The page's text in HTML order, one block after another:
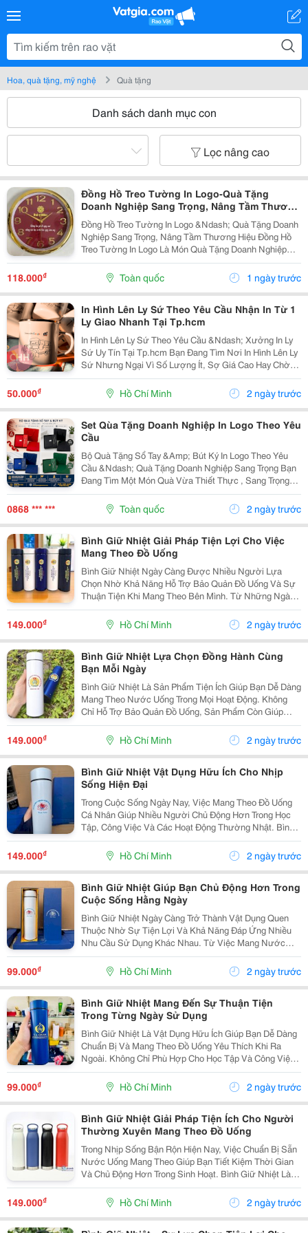
Hoa, quà tặng, mỹ nghệ Quà tặng
Danh sách danh mục con
Lọc nâng cao
Đồng Hồ Treo Tường In Logo-Quà Tặng
Doanh Nghiệp Sang Trọng, Nâng Tầm Thương
Hiệu
Đồng Hồ Treo Tường In Logo &Ndash; Quà Tặng Doanh
Nghiệp Sang Trọng, Nâng Tầm Thương Hiệu Đồng Hồ
Treo Tường In Logo Là Món Quà Tặng Doanh Nghiệp
Thiết Thực, Giúp Quảng Bá Thương Hiệu Hiệu Quả Mỗi
Ngày. Với Thiết Kế Sang Trọng, Mặt Đồng Hồ Sắc...
118.000₫ Toàn quốc 1 ngày trước
In Hình Lên Ly Sứ Theo Yêu Cầu Nhận In Từ 1
Ly Giao Nhanh Tại Tp.hcm
In Hình Lên Ly Sứ Theo Yêu Cầu &Ndash; Xưởng In Ly
Sứ Uy Tín Tại Tp.hcm Bạn Đang Tìm Nơi In Hình Lên Ly
Sứ Nhưng Ngại Vì Số Lượng Ít, Sợ Giá Cao Hay Chờ
Lâu? Con Hiu Hồng Gift Là Xưởng In Ly Sứ Theo Yêu
Cầu Tại Tp.hcm, Nhận In Từ 1 Ly Đến Số...
50.000₫ Hồ Chí Minh 2 ngày trước
Set Qùa Tặng Doanh Nghiệp In Logo Theo Yêu
Cầu
Bộ Quà Tặng Sổ Tay &Amp; Bút Ký In Logo Theo Yêu
Cầu &Ndash; Quà Tặng Doanh Nghiệp Sang Trọng Bạn
Đang Tìm Một Món Quà Vừa Thiết Thực , Sang Trọng
Vừa Giúp Quảng Bá Thương Hiệu Hiệu Quả? Bộ Quà
Tặng Sổ Tay &Amp; Bút Ký Chính Là Lựa Chọn Được...
0868 *** *** Toàn quốc 2 ngày trước
Bình Giữ Nhiệt Giải Pháp Tiện Lợi Cho Việc
Mang Theo Đồ Uống
Bình Giữ Nhiệt Ngày Càng Được Nhiều Người Lựa
Chọn Nhờ Khả Năng Hỗ Trợ Bảo Quản Đồ Uống Và Sự
Thuận Tiện Khi Mang Theo Bên Mình. Từ Những Ngày
Học Tập, Làm Việc Bận Rộn Đến Các Hoạt Động Ngoài
Trời, Sản Phẩm Giúp Bạn Dễ Dàng Chuẩn Bị Nước
Uống Theo...
149.000₫ Hồ Chí Minh 2 ngày trước
Bình Giữ Nhiệt Lựa Chọn Đồng Hành Cùng
Bạn Mỗi Ngày
Bình Giữ Nhiệt Là Sản Phẩm Tiện Ích Giúp Bạn Dễ Dàng
Mang Theo Nước Uống Trong Mọi Hoạt Động. Không
Chỉ Hỗ Trợ Bảo Quản Đồ Uống, Sản Phẩm Còn Giúp
Hình Thành Thói Quen Sử Dụng Đồ Dùng Cá Nhân, Phù
Hợp Với Nhịp Sống Bận Rộn Hiện Nay. Chọn Bình
149.000₫ Hồ Chí Minh 2 ngày trước
Bình Giữ Nhiệt Vật Dụng Hữu Ích Cho Nhịp
Sống Hiện Đại
Trong Cuộc Sống Ngày Nay, Việc Mang Theo Đồ Uống
Cá Nhân Giúp Nhiều Người Chủ Động Hơn Trong Học
Tập, Công Việc Và Các Hoạt Động Thường Nhật. Bình
Giữ Nhiệt Là Lựa Chọn Tiện Lợi, Giúp Bạn Dễ Dàng
Chuẩn Bị Nước Uống Yêu Thích Và Sử Dụng Trong
Nhiều...
149.000₫ Hồ Chí Minh 2 ngày trước
Bình Giữ Nhiệt Giúp Bạn Chủ Động Hơn Trong
Cuộc Sống Hằng Ngày
Bình Giữ Nhiệt Ngày Càng Trở Thành Vật Dụng Quen
Thuộc Nhờ Sự Tiện Lợi Và Khả Năng Đáp Ứng Nhiều
Nhu Cầu Sử Dụng Khác Nhau. Từ Việc Mang Nước
Uống Khi Đi Học, Đi Làm Đến Chuẩn Bị Đồ Uống Cho
Những Chuyến Đi, Sản Phẩm Giúp Bạn Dễ Dàng Duy Trì
99.000₫ Hồ Chí Minh 2 ngày trước
Bình Giữ Nhiệt Mang Đến Sự Thuận Tiện
Trong Từng Ngày Sử Dụng
Bình Giữ Nhiệt Là Vật Dụng Hữu Ích Giúp Bạn Dễ Dàng
Chuẩn Bị Và Mang Theo Đồ Uống Yêu Thích Khi Ra
Ngoài. Không Chỉ Phù Hợp Cho Học Tập Và Công Việc,
Sản Phẩm Còn Là Lựa Chọn Tiện Lợi Khi Tham Gia Các
Hoạt Động Thể Thao, Du Lịch Hoặc Di Chuyển
Thường...
99.000₫ Hồ Chí Minh 2 ngày trước
Bình Giữ Nhiệt Giải Pháp Tiện Ích Cho Người
Thường Xuyên Mang Theo Đồ Uống
Trong Nhịp Sống Bận Rộn Hiện Nay, Việc Chuẩn Bị Sẵn
Nước Uống Mang Theo Giúp Bạn Tiết Kiệm Thời Gian
Và Chủ Động Hơn Trong Sinh Hoạt. Bình Giữ Nhiệt Là
Vật Dụng Tiện Lợi, Hỗ Trợ Bảo Quản Đồ Uống Và Phù
Hợp Với Nhiều Hoạt Động Từ Học Tập, Làm Việc Đến...
149.000₫ Hồ Chí Minh 2 ngày trước